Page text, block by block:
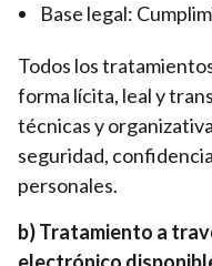
Base legal:
Todos los
forma lícita, leal y
técnicas y
seguridad,
personales.
b) Tratamiento a